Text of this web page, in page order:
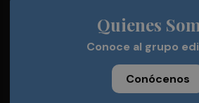
Quienes
Conoce al grupo
Conócenos